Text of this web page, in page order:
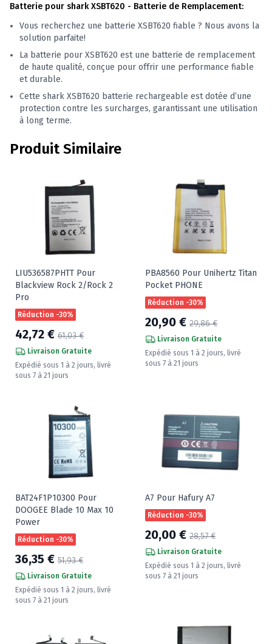
Batterie pour shark XSBT620 - Batterie de Remplacement:
Vous recherchez une batterie XSBT620 fiable ? Nous avons la
solution parfaite!
La batterie pour XSBT620 est une batterie de remplacement
de haute qualité, conçue pour offrir une performance fiable
et durable.
Cette shark XSBT620 batterie rechargeable est dotée d’une
protection contre les surcharges, garantissant une utilisation
à long terme.
Produit Similaire
LIU536587PHTT Pour
Blackview Rock 2/Rock 2
Pro
Réduction -30%
42,72 € 61,03 €
Livraison Gratuite
Expédié sous 1 à 2 jours, livré
sous 7 à 21 jours
PBA8560 Pour Unihertz Titan
Pocket PHONE
Réduction -30%
20,90 € 29,86 €
Livraison Gratuite
Expédié sous 1 à 2 jours, livré
sous 7 à 21 jours
BAT24F1P10300 Pour
DOOGEE Blade 10 Max 10
Power
Réduction -30%
36,35 € 51,93 €
Livraison Gratuite
Expédié sous 1 à 2 jours, livré
sous 7 à 21 jours
A7 Pour Hafury A7
Réduction -30%
20,00 € 28,57 €
Livraison Gratuite
Expédié sous 1 à 2 jours, livré
sous 7 à 21 jours